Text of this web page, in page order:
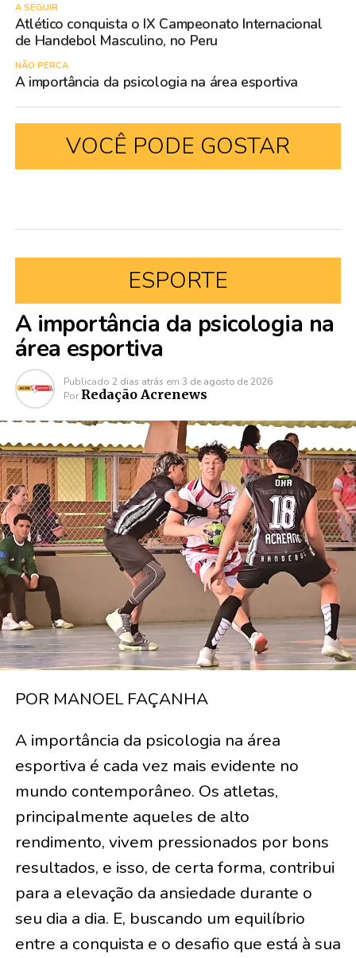
A SEGUIR
Atlético conquista o IX Campeonato Internacional
de Handebol Masculino, no Peru
NÃO PERCA
A importância da psicologia na área esportiva
VOCÊ PODE GOSTAR
ESPORTE
A importância da psicologia na
área esportiva
Publicado 2 dias atrás em 3 de agosto de 2026
Por Redação Acrenews
POR MANOEL FAÇANHA
A importância da psicologia na área
esportiva é cada vez mais evidente no
mundo contemporâneo. Os atletas,
principalmente aqueles de alto
rendimento, vivem pressionados por bons
resultados, e isso, de certa forma, contribui
para a elevação da ansiedade durante o
seu dia a dia. E, buscando um equilíbrio
entre a conquista e o desafio que está à sua